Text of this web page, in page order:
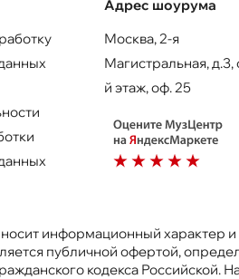
Адрес шоурума
Москва, 2-я
Магистральная, д.3,
й этаж, оф. 25
информационный характер и
публичной офертой,
кодекса Российской.